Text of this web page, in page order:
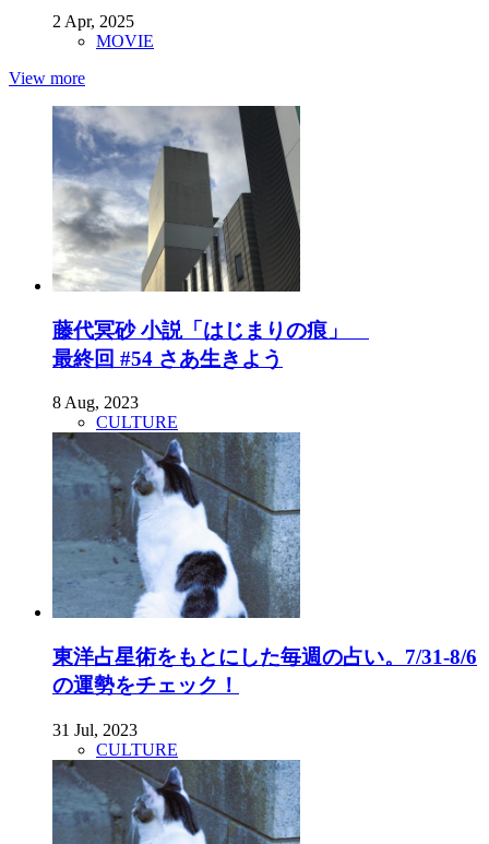
2 Apr, 2025
MOVIE
View more
藤代冥砂 小説「はじまりの痕」
最終回 #54 さあ生きよう
8 Aug, 2023
CULTURE
東洋占星術をもとにした毎週の占い。7/31-8/6
の運勢をチェック！
31 Jul, 2023
CULTURE